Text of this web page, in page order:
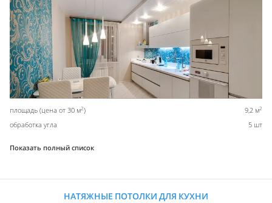
площадь (цена от 30 м2) 9,2 м2
обработка угла 5 шт
Показать полный список
НАТЯЖНЫЕ ПОТОЛКИ ДЛЯ КУХНИ